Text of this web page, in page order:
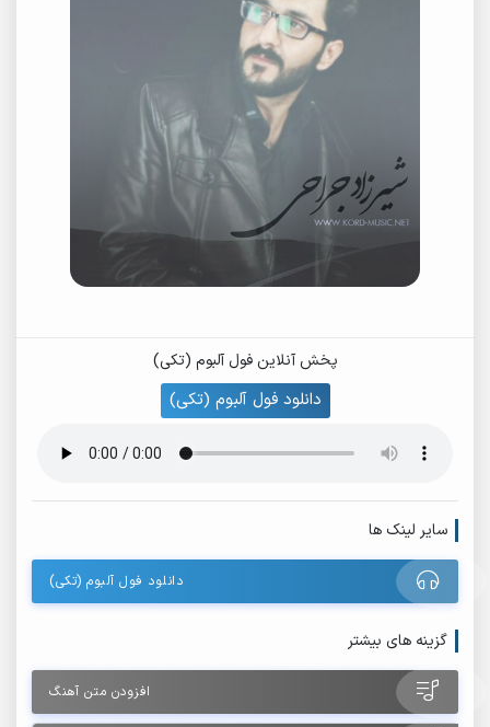
پخش آنلاین فول آلبوم (تکی)
دانلود فول آلبوم (تکی)
سایر لینک ها
دانلود فول آلبوم (تکی)
گزینه های بیشتر
افزودن متن آهنگ